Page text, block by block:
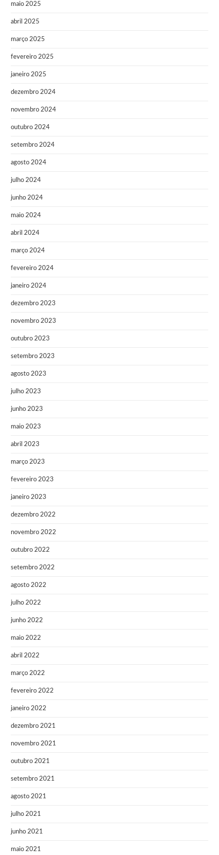
maio 2025
abril 2025
março 2025
fevereiro 2025
janeiro 2025
dezembro 2024
novembro 2024
outubro 2024
setembro 2024
agosto 2024
julho 2024
junho 2024
maio 2024
abril 2024
março 2024
fevereiro 2024
janeiro 2024
dezembro 2023
novembro 2023
outubro 2023
setembro 2023
agosto 2023
julho 2023
junho 2023
maio 2023
abril 2023
março 2023
fevereiro 2023
janeiro 2023
dezembro 2022
novembro 2022
outubro 2022
setembro 2022
agosto 2022
julho 2022
junho 2022
maio 2022
abril 2022
março 2022
fevereiro 2022
janeiro 2022
dezembro 2021
novembro 2021
outubro 2021
setembro 2021
agosto 2021
julho 2021
junho 2021
maio 2021